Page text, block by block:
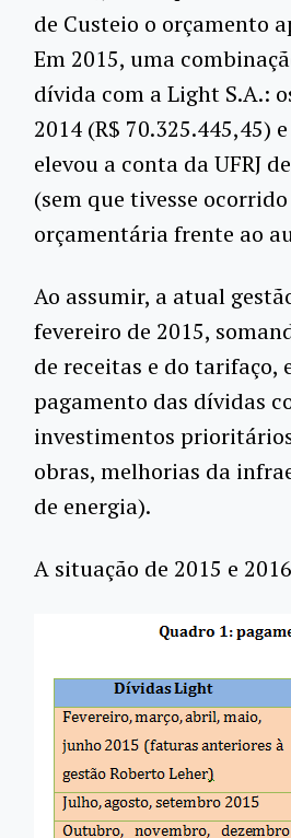
de Custeio o orçamento
Em 2015, uma
dívida com a Light S.A.:
2014 (R$ 70.325.445,45)
elevou a conta da UFRJ
(sem que tivesse
orçamentária frente ao
Ao assumir, a atual
fevereiro de 2015,
de receitas e do tarifaço,
pagamento das dívidas
investimentos
obras, melhorias da
de energia).
A situação de 2015 e